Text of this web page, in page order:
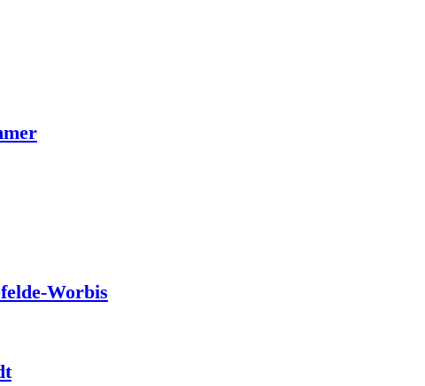
Worbis